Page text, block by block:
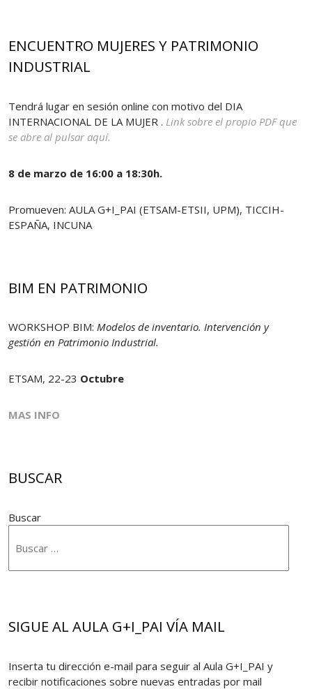
ENCUENTRO MUJERES Y PATRIMONIO
INDUSTRIAL
Tendrá lugar en sesión online con motivo del DIA
INTERNACIONAL DE LA MUJER . Link sobre el propio PDF que
se abre al pulsar aquí.
8 de marzo de 16:00 a 18:30h.
Promueven: AULA G+I_PAI (ETSAM-ETSII, UPM), TICCIH-
ESPAÑA, INCUNA
BIM EN PATRIMONIO
WORKSHOP BIM: Modelos de inventario. Intervención y
gestión en Patrimonio Industrial.
ETSAM, 22-23 Octubre
MAS INFO
BUSCAR
Buscar
SIGUE AL AULA G+I_PAI VÍA MAIL
Inserta tu dirección e-mail para seguir al Aula G+I_PAI y
recibir notificaciones sobre nuevas entradas por mail